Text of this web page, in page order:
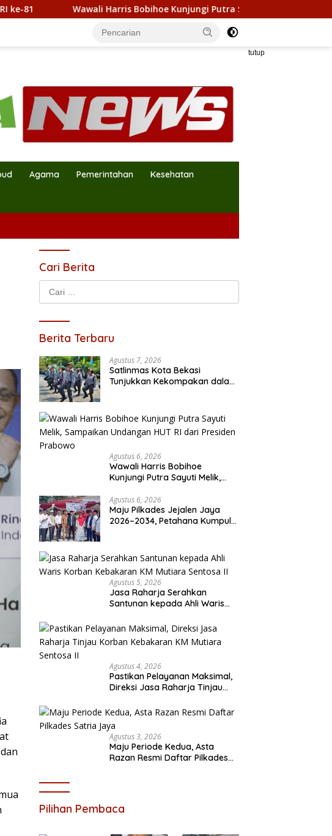
Harris Bobihoe Kunjungi Putra Sayuti Melik, Sampaikan Undangan HUT RI
tutup
Agama Pemerintahan Kesehatan
Cari Berita
Cari
untuk:
Berita Terbaru
Agustus 7, 2026
Satlinmas Kota Bekasi
Tunjukkan Kekompakan dalam
Agustus 6, 2026
Wawali Harris Bobihoe
Kunjungi Putra Sayuti Melik,
dari Presiden Prabowo
Agustus 6, 2026
Maju Pilkades Jejalen Jaya
2026–2034, Petahana Kumpul
Agustus 5, 2026
Jasa Raharja Serahkan
Santunan kepada Ahli Waris
Sentosa II
Agustus 4, 2026
Pastikan Pelayanan Maksimal,
Direksi Jasa Raharja Tinjau
Sentosa II
Agustus 3, 2026
Maju Periode Kedua, Asta
Razan Resmi Daftar Pilkades
Pilihan Pembaca